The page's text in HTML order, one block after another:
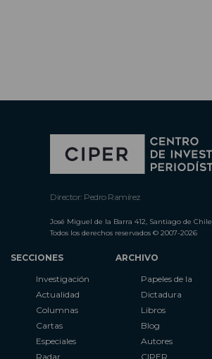
Director: Pedro Ramírez
José Miguel de la Barra 412, Santiago de Chile
Todos los derechos reservados © 2007-2026
SECCIONES
Investigación
Actualidad
Columnas
Cartas
Especiales
Radar
ARCHIVO
Papeles de la
Dictadura
Libros
Blog
Autores
CIPER